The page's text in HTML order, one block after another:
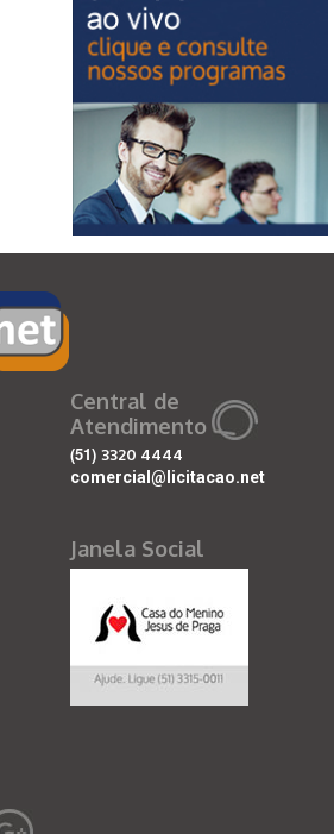
Central de
Atendimento
(51) 3320 4444
comercial@licitacao.net
Janela Social